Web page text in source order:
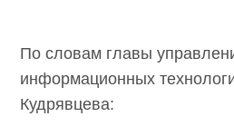
По словам главы
информационных
Кудрявцева: